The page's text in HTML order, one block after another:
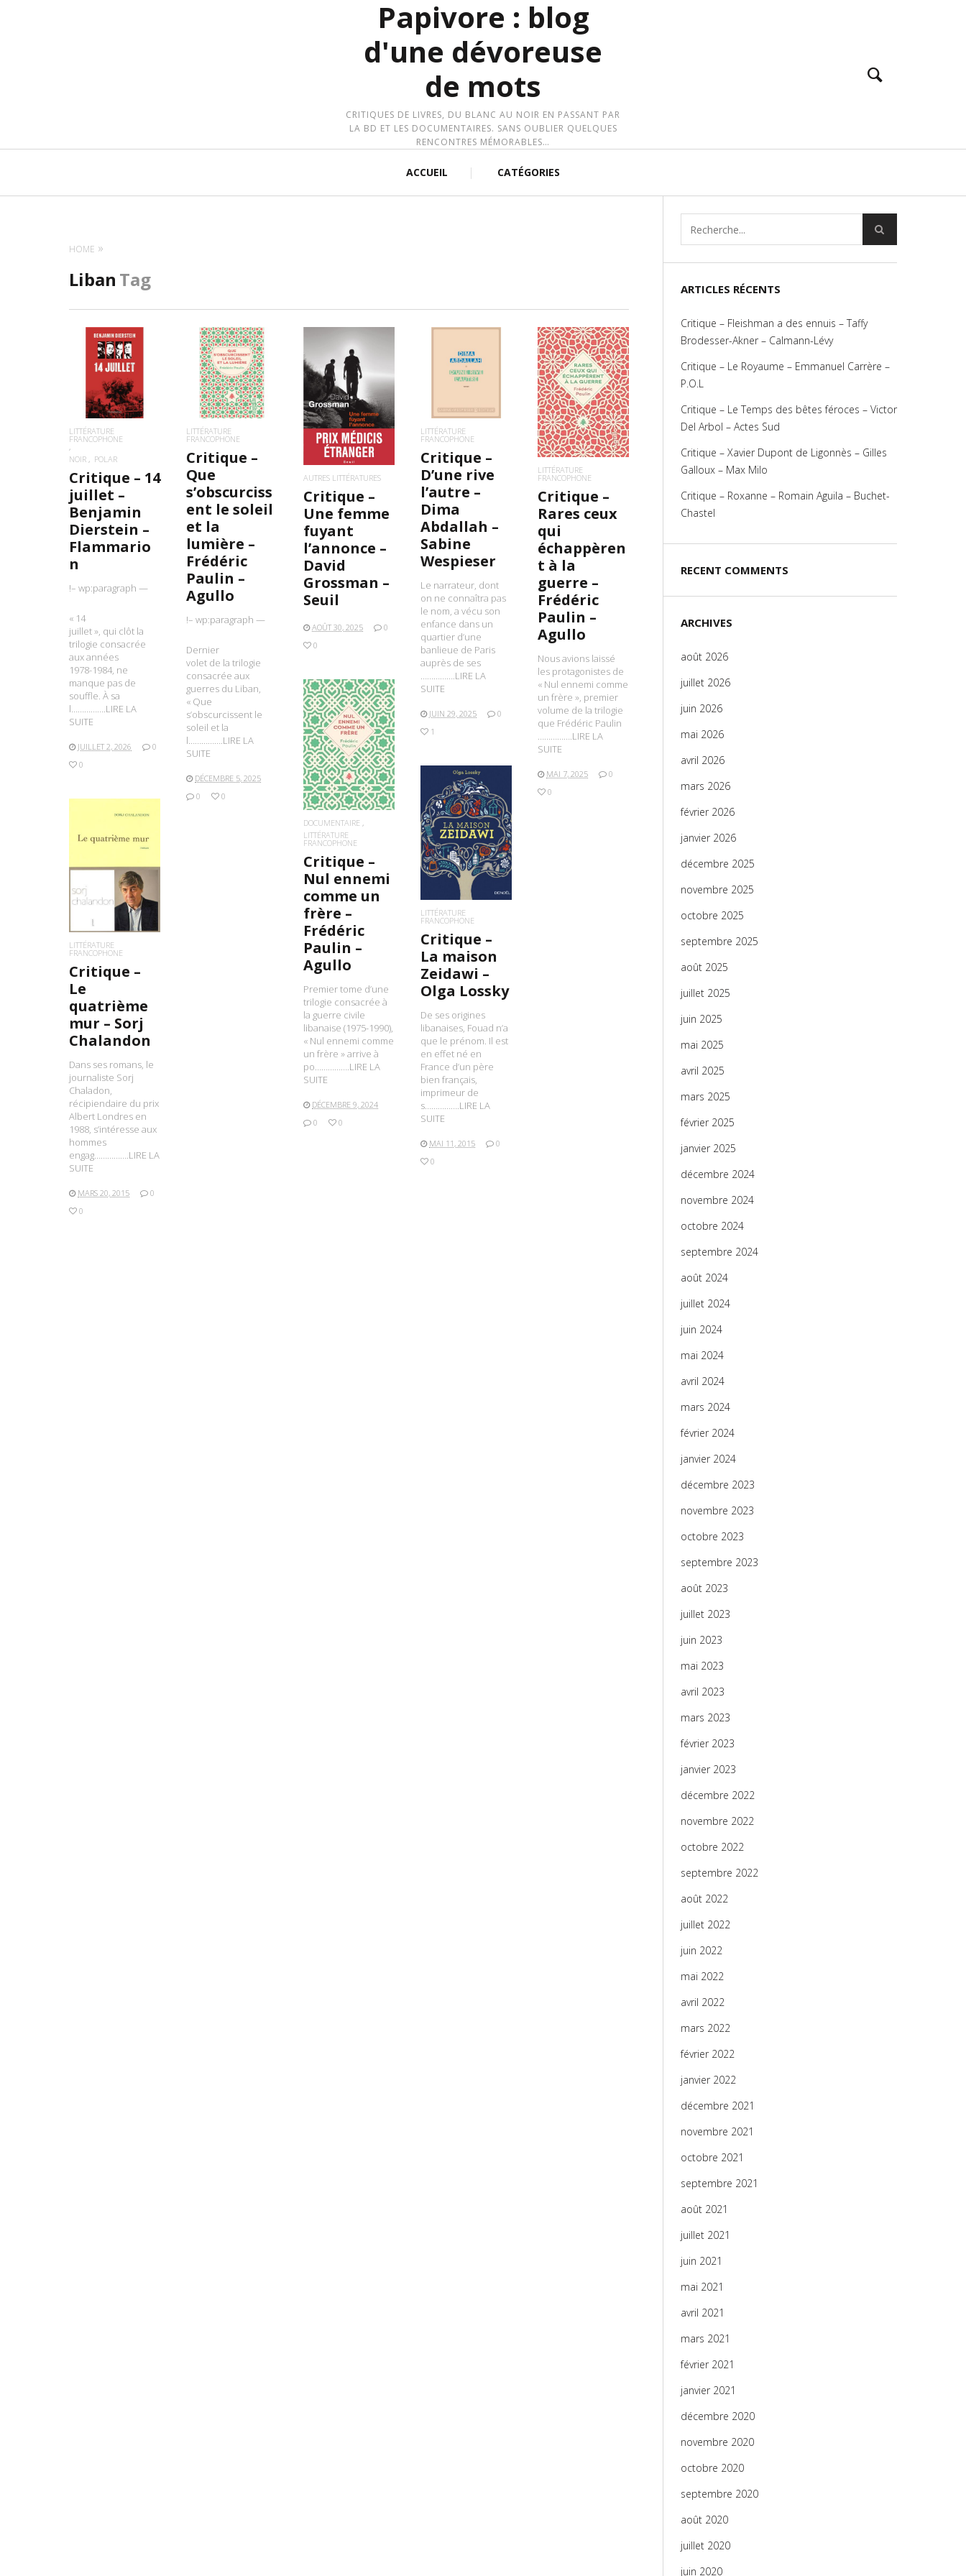
Papivore : blog
d'une dévoreuse
de mots
CRITIQUES DE LIVRES, DU BLANC AU NOIR EN PASSANT PAR
LA BD ET LES DOCUMENTAIRES. SANS OUBLIER QUELQUES
RENCONTRES MÉMORABLES…
ACCUEIL CATÉGORIES
HOME
Liban Tag
LIRE LA SUITE
LITTÉRATURE
FRANCOPHONE
NOIR
POLAR
Critique – 14
juillet –
Benjamin
Dierstein –
Flammario
n
!– wp:paragraph —
« 14
juillet », qui clôt la
trilogie consacrée
aux années
1978-1984, ne
manque pas de
souffle. À sa
l…………….LIRE LA
SUITE
JUILLET 2, 2026
0
0
LIRE LA SUITE
LITTÉRATURE
FRANCOPHONE
Critique –
Que
s’obscurciss
ent le soleil
et la
lumière –
Frédéric
Paulin –
Agullo
!– wp:paragraph —
Dernier
volet de la trilogie
consacrée aux
guerres du Liban,
« Que
s’obscurcissent le
soleil et la
l…………….LIRE LA
SUITE
DÉCEMBRE 5, 2025
0
0
LIRE LA SUITE
AUTRES LITTÉRATURES
Critique –
Une femme
fuyant
l’annonce –
David
Grossman –
Seuil
AOÛT 30, 2025
0
0
LIRE LA SUITE
LITTÉRATURE
FRANCOPHONE
Critique –
D’une rive
l’autre –
Dima
Abdallah –
Sabine
Wespieser
Le narrateur, dont
on ne connaîtra pas
le nom, a vécu son
enfance dans un
quartier d’une
banlieue de Paris
auprès de ses
…………….LIRE LA
SUITE
JUIN 29, 2025
0
1
LIRE LA SUITE
LITTÉRATURE
FRANCOPHONE
Critique –
Rares ceux
qui
échappèren
t à la
guerre –
Frédéric
Paulin –
Agullo
Nous avions laissé
les protagonistes de
« Nul ennemi comme
un frère », premier
volume de la trilogie
que Frédéric Paulin
…………….LIRE LA
SUITE
MAI 7, 2025
0
0
LIRE LA SUITE
DOCUMENTAIRE
LITTÉRATURE
FRANCOPHONE
Critique –
Nul ennemi
comme un
frère –
Frédéric
Paulin –
Agullo
Premier tome d’une
trilogie consacrée à
la guerre civile
libanaise (1975-1990),
« Nul ennemi comme
un frère » arrive à
po…………….LIRE LA
SUITE
DÉCEMBRE 9, 2024
0
0
LIRE LA SUITE
LITTÉRATURE
FRANCOPHONE
Critique –
La maison
Zeidawi –
Olga Lossky
De ses origines
libanaises, Fouad n’a
que le prénom. Il est
en effet né en
France d’un père
bien français,
imprimeur de
s…………….LIRE LA
SUITE
MAI 11, 2015
0
0
LIRE LA SUITE
LITTÉRATURE
FRANCOPHONE
Critique –
Le
quatrième
mur – Sorj
Chalandon
Dans ses romans, le
journaliste Sorj
Chaladon,
récipiendaire du prix
Albert Londres en
1988, s’intéresse aux
hommes
engag…………….LIRE LA
SUITE
MARS 20, 2015
0
0
ARTICLES RÉCENTS
Critique – Fleishman a des ennuis – Taffy
Brodesser-Akner – Calmann-Lévy
Critique – Le Royaume – Emmanuel Carrère –
P.O.L
Critique – Le Temps des bêtes féroces – Victor
Del Arbol – Actes Sud
Critique – Xavier Dupont de Ligonnès – Gilles
Galloux – Max Milo
Critique – Roxanne – Romain Aguila – Buchet-
Chastel
RECENT COMMENTS
ARCHIVES
août 2026
juillet 2026
juin 2026
mai 2026
avril 2026
mars 2026
février 2026
janvier 2026
décembre 2025
novembre 2025
octobre 2025
septembre 2025
août 2025
juillet 2025
juin 2025
mai 2025
avril 2025
mars 2025
février 2025
janvier 2025
décembre 2024
novembre 2024
octobre 2024
septembre 2024
août 2024
juillet 2024
juin 2024
mai 2024
avril 2024
mars 2024
février 2024
janvier 2024
décembre 2023
novembre 2023
octobre 2023
septembre 2023
août 2023
juillet 2023
juin 2023
mai 2023
avril 2023
mars 2023
février 2023
janvier 2023
décembre 2022
novembre 2022
octobre 2022
septembre 2022
août 2022
juillet 2022
juin 2022
mai 2022
avril 2022
mars 2022
février 2022
janvier 2022
décembre 2021
novembre 2021
octobre 2021
septembre 2021
août 2021
juillet 2021
juin 2021
mai 2021
avril 2021
mars 2021
février 2021
janvier 2021
décembre 2020
novembre 2020
octobre 2020
septembre 2020
août 2020
juillet 2020
juin 2020